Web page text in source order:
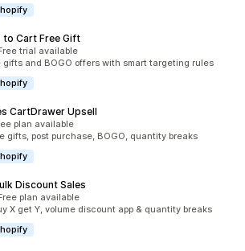
to Cart Free Gift
1001
trial available
and BOGO offers with smart targeting rules
CartDrawer Upsell
593
plan available
gifts, post purchase, BOGO, quantity breaks
Discount Sales
1182
plan available
X get Y, volume discount app & quantity breaks